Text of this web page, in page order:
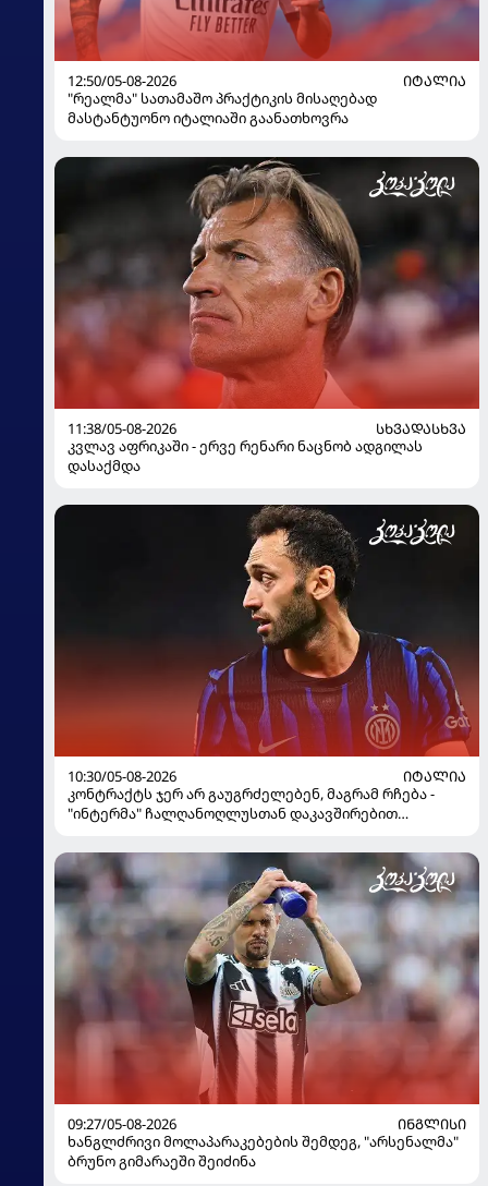
12:50/05-08-2026
ᲘᲢᲐᲚᲘᲐ
"რეალმა" სათამაშო პრაქტიკის მისაღებად
მასტანტუონო იტალიაში გაანათხოვრა
11:38/05-08-2026
ᲡᲮᲕᲐᲓᲐᲡᲮᲕᲐ
კვლავ აფრიკაში - ერვე რენარი ნაცნობ ადგილას
დასაქმდა
10:30/05-08-2026
ᲘᲢᲐᲚᲘᲐ
კონტრაქტს ჯერ არ გაუგრძელებენ, მაგრამ რჩება -
"ინტერმა" ჩალღანოღლუსთან დაკავშირებით
09:27/05-08-2026
ᲘᲜᲒᲚᲘᲡᲘ
ხანგლძრივი მოლაპარაკებების შემდეგ, "არსენალმა"
ბრუნო გიმარაეში შეიძინა